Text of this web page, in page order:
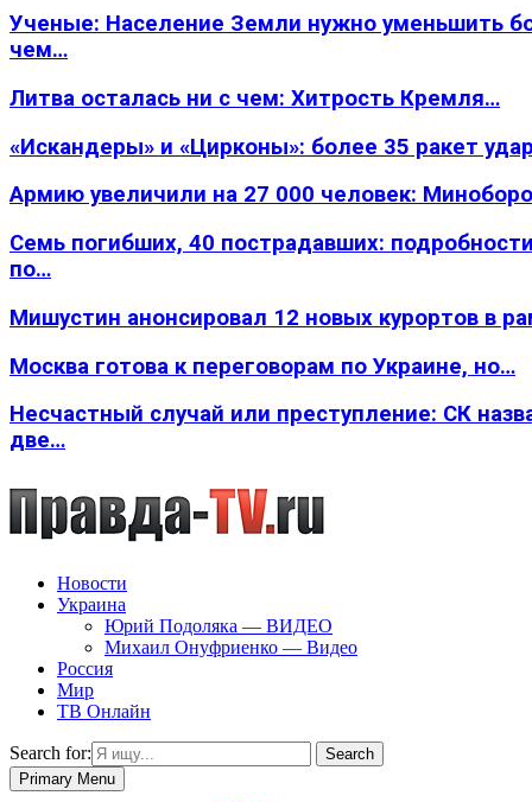
Ученые: Население Земли нужно уменьшить
чем…
Литва осталась ни с чем: Хитрость Кремля…
«Искандеры» и «Цирконы»: более 35 ракет
Армию увеличили на 27 000 человек:
Семь погибших, 40 пострадавших:
по…
Мишустин анонсировал 12 новых курортов в
Москва готова к переговорам по Украине, но…
Несчастный случай или преступление: СК
две…
Новости
Украина
Юрий Подоляка — ВИДЕО
Михаил Онуфриенко — Видео
Россия
Мир
ТВ Онлайн
Search for:
Search
Primary Menu